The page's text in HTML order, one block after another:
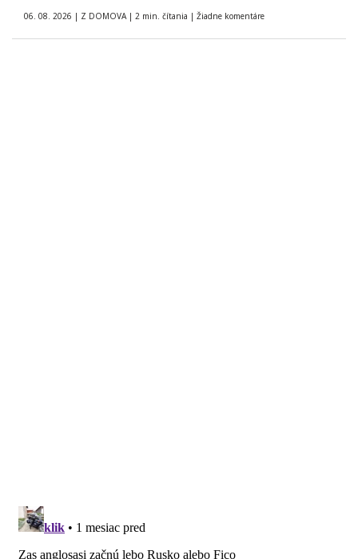
06. 08. 2026 | Z DOMOVA | 2 min. čítania | Žiadne komentáre